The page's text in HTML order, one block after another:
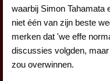
waarbij Simon Tahamata
niet één van zijn beste
merken dat 'we effe
discussies volgden,
zou overwinnen.